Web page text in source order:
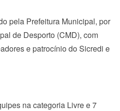
pela Prefeitura Municipal, por
de Desporto (CMD), com
e patrocínio do Sicredi e
na categoria Livre e 7